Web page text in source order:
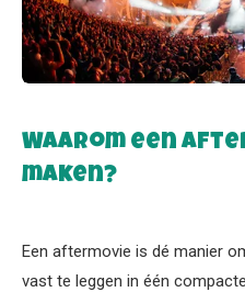
Waarom een
maken?
Een aftermovie is dé manier
vast te leggen in één